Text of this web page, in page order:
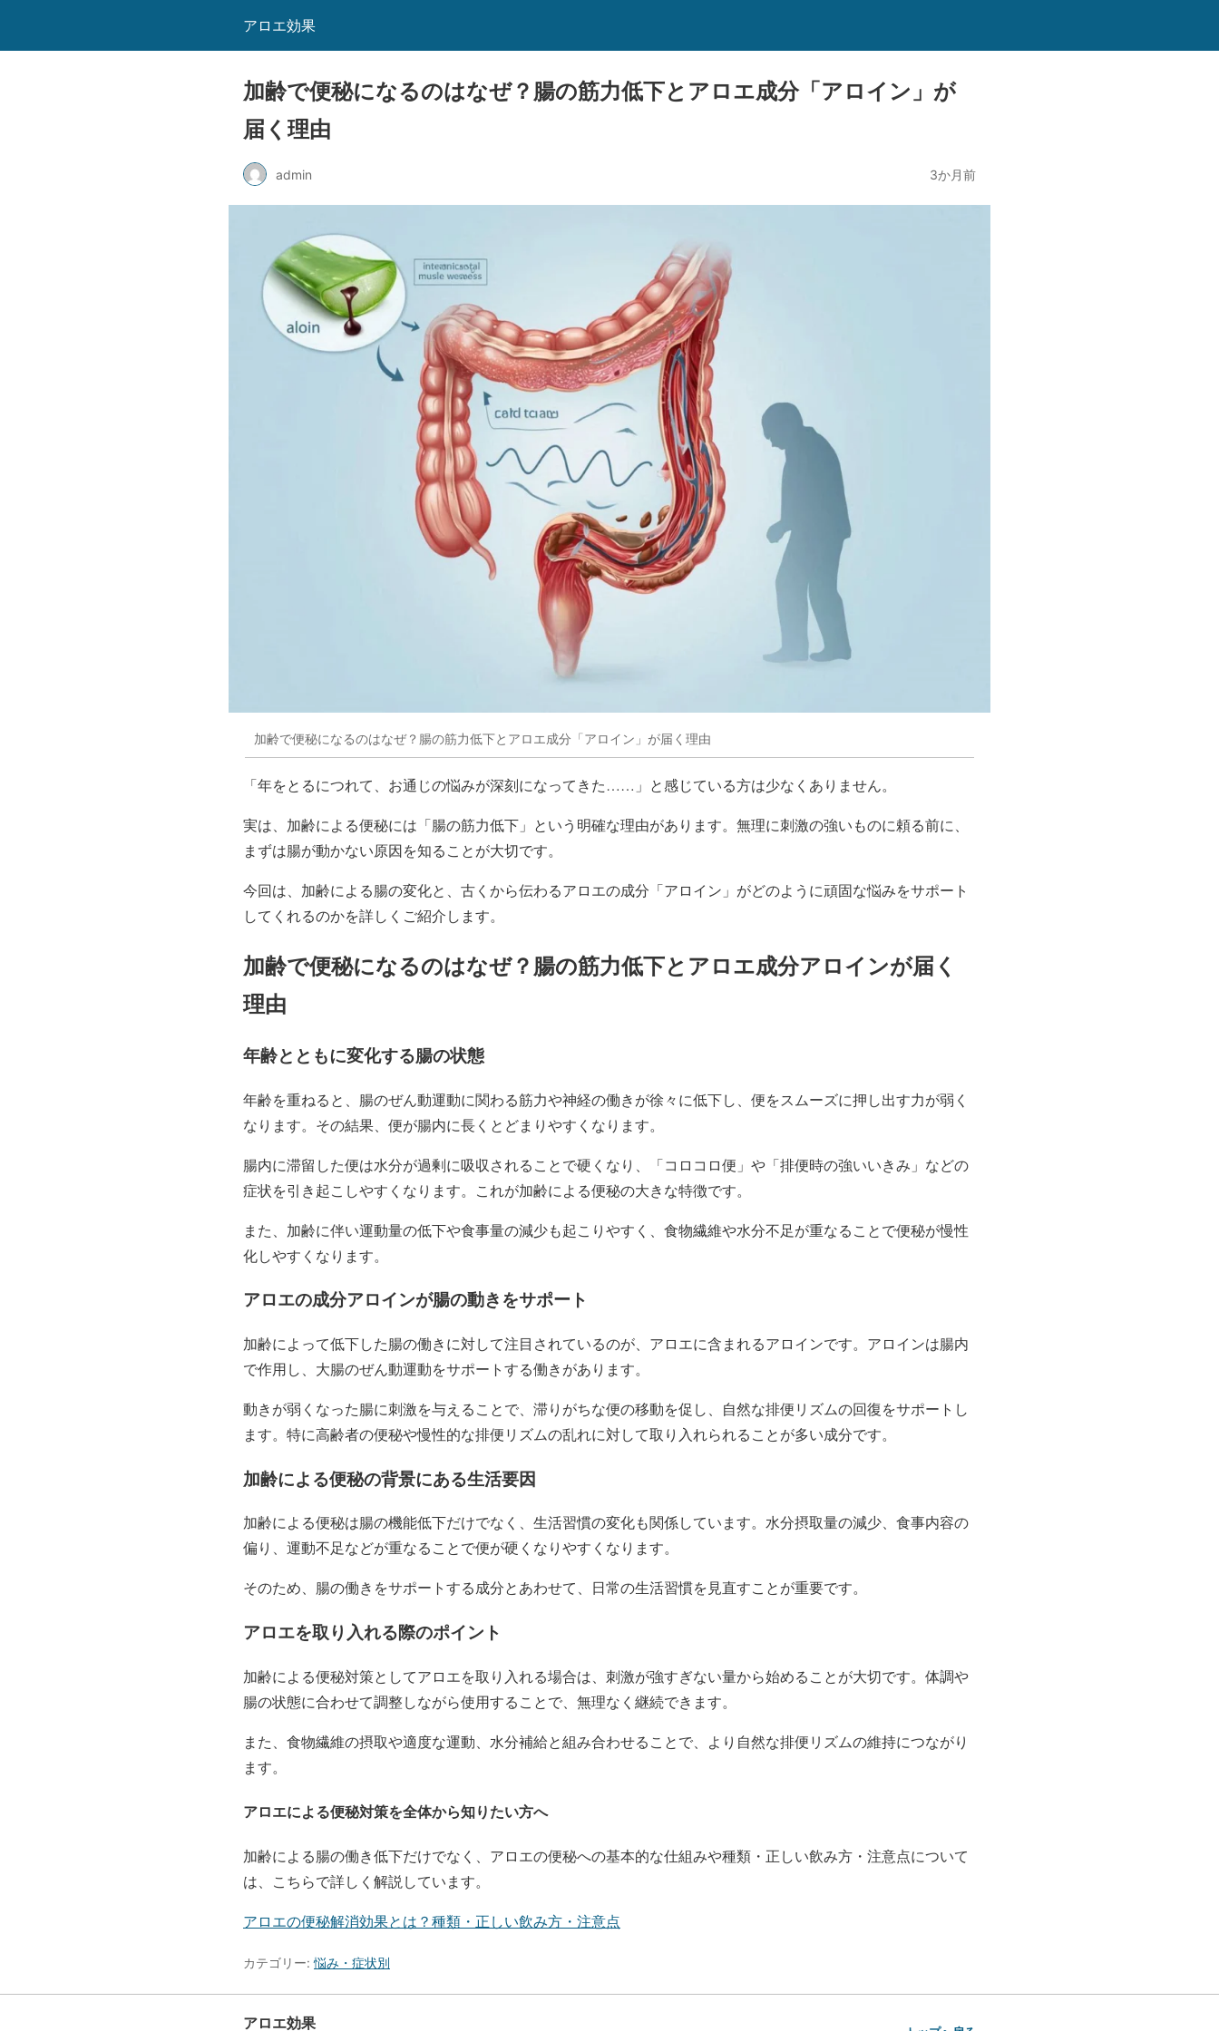
アロエ効果
加齢で便秘になるのはなぜ？腸の筋力低下とアロエ成分「アロイン」が
届く理由
admin 3か月前
加齢で便秘になるのはなぜ？腸の筋力低下とアロエ成分「アロイン」が届く理由
「年をとるにつれて、お通じの悩みが深刻になってきた……」と感じている方は少なくありません。
実は、加齢による便秘には「腸の筋力低下」という明確な理由があります。無理に刺激の強いものに頼る前に、
まずは腸が動かない原因を知ることが大切です。
今回は、加齢による腸の変化と、古くから伝わるアロエの成分「アロイン」がどのように頑固な悩みをサポート
してくれるのかを詳しくご紹介します。
加齢で便秘になるのはなぜ？腸の筋力低下とアロエ成分アロインが届く
理由
年齢とともに変化する腸の状態
年齢を重ねると、腸のぜん動運動に関わる筋力や神経の働きが徐々に低下し、便をスムーズに押し出す力が弱く
なります。その結果、便が腸内に長くとどまりやすくなります。
腸内に滞留した便は水分が過剰に吸収されることで硬くなり、「コロコロ便」や「排便時の強いいきみ」などの
症状を引き起こしやすくなります。これが加齢による便秘の大きな特徴です。
また、加齢に伴い運動量の低下や食事量の減少も起こりやすく、食物繊維や水分不足が重なることで便秘が慢性
化しやすくなります。
アロエの成分アロインが腸の動きをサポート
加齢によって低下した腸の働きに対して注目されているのが、アロエに含まれるアロインです。アロインは腸内
で作用し、大腸のぜん動運動をサポートする働きがあります。
動きが弱くなった腸に刺激を与えることで、滞りがちな便の移動を促し、自然な排便リズムの回復をサポートし
ます。特に高齢者の便秘や慢性的な排便リズムの乱れに対して取り入れられることが多い成分です。
加齢による便秘の背景にある生活要因
加齢による便秘は腸の機能低下だけでなく、生活習慣の変化も関係しています。水分摂取量の減少、食事内容の
偏り、運動不足などが重なることで便が硬くなりやすくなります。
そのため、腸の働きをサポートする成分とあわせて、日常の生活習慣を見直すことが重要です。
アロエを取り入れる際のポイント
加齢による便秘対策としてアロエを取り入れる場合は、刺激が強すぎない量から始めることが大切です。体調や
腸の状態に合わせて調整しながら使用することで、無理なく継続できます。
また、食物繊維の摂取や適度な運動、水分補給と組み合わせることで、より自然な排便リズムの維持につながり
ます。
アロエによる便秘対策を全体から知りたい方へ
加齢による腸の働き低下だけでなく、アロエの便秘への基本的な仕組みや種類・正しい飲み方・注意点について
は、こちらで詳しく解説しています。
アロエの便秘解消効果とは？種類・正しい飲み方・注意点
カテゴリー:悩み・症状別
アロエ効果